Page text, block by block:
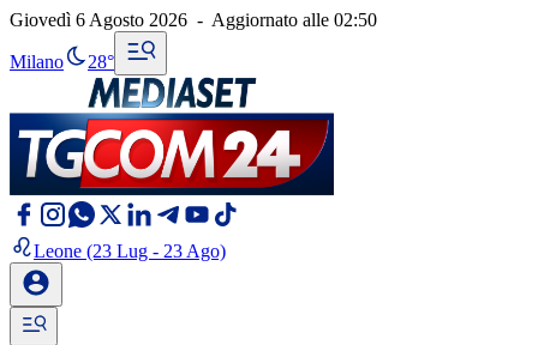
Giovedì 6 Agosto 2026 - Aggiornato alle 02:50
Milano 28°
Leone (23 Lug - 23 Ago)